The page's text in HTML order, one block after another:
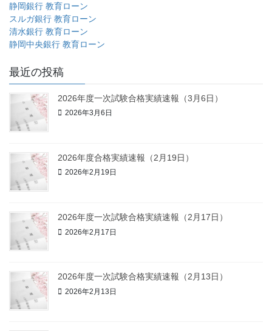
静岡銀行 教育ローン
スルガ銀行 教育ローン
清水銀行 教育ローン
静岡中央銀行 教育ローン
最近の投稿
2026年度一次試験合格実績速報（3月6日）
2026年3月6日
2026年度合格実績速報（2月19日）
2026年2月19日
2026年度一次試験合格実績速報（2月17日）
2026年2月17日
2026年度一次試験合格実績速報（2月13日）
2026年2月13日